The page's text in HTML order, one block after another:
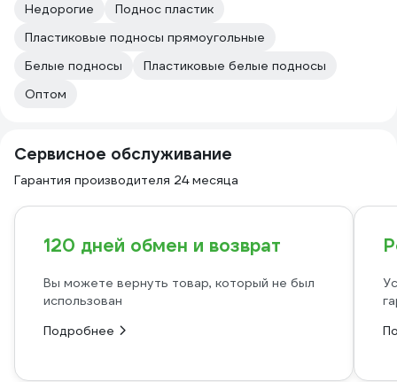
Недорогие
Поднос пластик
Пластиковые подносы прямоугольные
Белые подносы
Пластиковые белые подносы
Оптом
Сервисное обслуживание
Гарантия производителя 24 месяца
120 дней обмен и возврат
Вы можете вернуть товар, который не был
использован
Подробнее